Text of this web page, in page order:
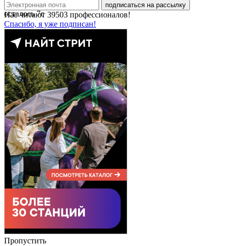
подписаться на рассылку
Нас читают 39503 профессионалов!
Спасибо, я уже подписан!
осталось7с
Пропустить